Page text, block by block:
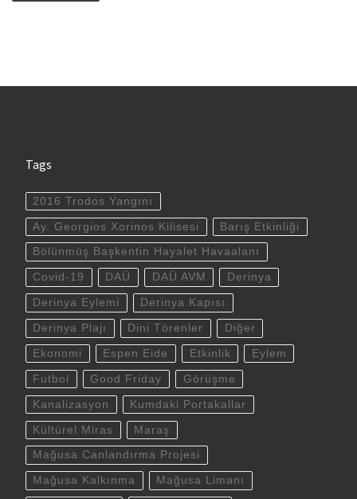
Tags
2016 Trodos Yangını
Ay. Georgios Xorinos Kilisesi Barış Etkinliği
Bölünmüş Başkentin Hayalet Havaalanı
Covid-19 DAÜ DAÜ AVM Derinya
Derinya Eylemi Derinya Kapısı
Derinya Plajı Dini Törenler Diğer
Ekonomi Espen Eide Etkinlik Eylem
Futbol Good Friday Görüşme
Kanalizasyon Kumdaki Portakallar
Kültürel Miras Maraş
Mağusa Canlandırma Projesi
Mağusa Kalkınma Mağusa Limanı